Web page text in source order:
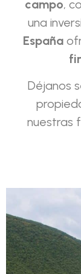
campo,
una
España
Déjanos
nuestras